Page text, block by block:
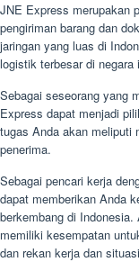
JNE Express merupakan
pengiriman barang dan
jaringan yang luas di
logistik terbesar di negara
Sebagai seseorang yang
Express dapat menjadi
tugas Anda akan meliputi
penerima.
Sebagai pencari kerja
dapat memberikan Anda
berkembang di
memiliki kesempatan
dan rekan kerja dan